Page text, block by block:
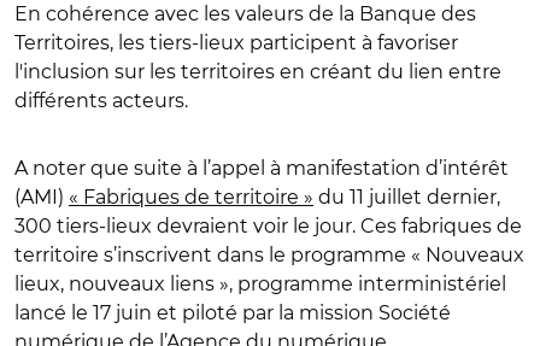
En cohérence avec les valeurs de la Banque des
Territoires, les tiers-lieux participent à favoriser
l'inclusion sur les territoires en créant du lien entre
différents acteurs.
A noter que suite à l’appel à manifestation d’intérêt
(AMI) « Fabriques de territoire » du 11 juillet dernier,
300 tiers-lieux devraient voir le jour. Ces fabriques de
territoire s’inscrivent dans le programme « Nouveaux
lieux, nouveaux liens », programme interministériel
lancé le 17 juin et piloté par la mission Société